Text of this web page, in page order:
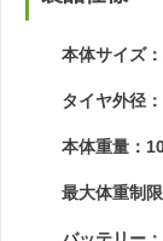
本体サイズ
タイヤ外径
本体重量：
最大体重制